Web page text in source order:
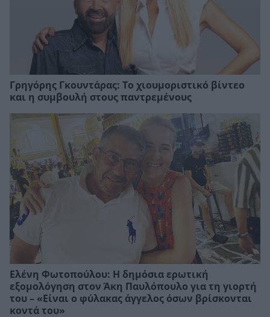
Γρηγόρης Γκουντάρας: Το χιουμοριστικό βίντεο
και η συμβουλή στους παντρεμένους
Ελένη Φωτοπούλου: Η δημόσια ερωτική
εξομολόγηση στον Άκη Παυλόπουλο για τη γιορτή
του – «Είναι ο φύλακας άγγελος όσων βρίσκονται
κοντά του»